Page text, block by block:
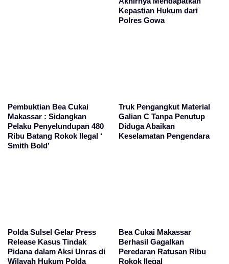
Kepastian Hukum dari
Polres Gowa
Pembuktian Bea Cukai
Makassar : Sidangkan
Pelaku Penyelundupan 480
Ribu Batang Rokok Ilegal ‘
Smith Bold’
Truk Pengangkut Material
Galian C Tanpa Penutup
Diduga Abaikan
Keselamatan Pengendara
Polda Sulsel Gelar Press
Release Kasus Tindak
Pidana dalam Aksi Unras di
Wilayah Hukum Polda
Bea Cukai Makassar
Berhasil Gagalkan
Peredaran Ratusan Ribu
Rokok Ilegal